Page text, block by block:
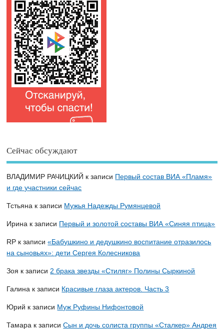
Сейчас обсуждают
ВЛАДИМИР РАЧИЦКИЙ к записи Первый состав ВИА «Пламя»
и где участники сейчас
Тстьяна к записи Мужья Надежды Румянцевой
Ирина к записи Первый и золотой составы ВИА «Синяя птица»
RP к записи«Бабушкино и дедушкино воспитание отразилось
на сыновьях»: дети Сергея Колесникова
Зоя к записи 2 брака звезды «Стиляг» Полины Сыркиной
Галина к записи Красивые глаза актеров. Часть 3
Юрий к записи Муж Руфины Нифонтовой
Тамара к записиСын и дочь солиста группы «Сталкер» Андрея